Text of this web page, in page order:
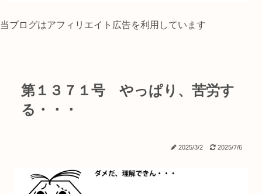
当ブログはアフィリエイト広告を利用しています
第１３７１号 やっぱり、苦労す
る・・・
2025/3/2 2025/7/6